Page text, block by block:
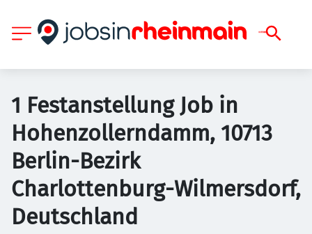
1 Festanstellung Job in
Hohenzollerndamm, 10713
Berlin-Bezirk
Charlottenburg-Wilmersdorf,
Deutschland